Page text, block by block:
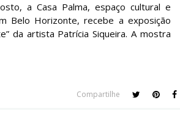
a Casa Palma, espaço cultural e
Belo Horizonte, recebe a exposição
da artista Patrícia Siqueira. A mostra
Compartilhe